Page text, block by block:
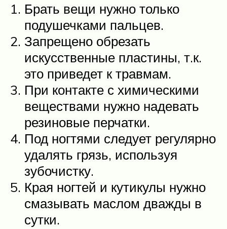
Брать вещи нужно только
подушечками пальцев.
Запрещено обрезать
искусственные пластины, т.к.
это приведет к травмам.
При контакте с химическими
веществами нужно надевать
резиновые перчатки.
Под ногтями следует регулярно
удалять грязь, используя
зубочистку.
Края ногтей и кутикулы нужно
смазывать маслом дважды в
сутки.